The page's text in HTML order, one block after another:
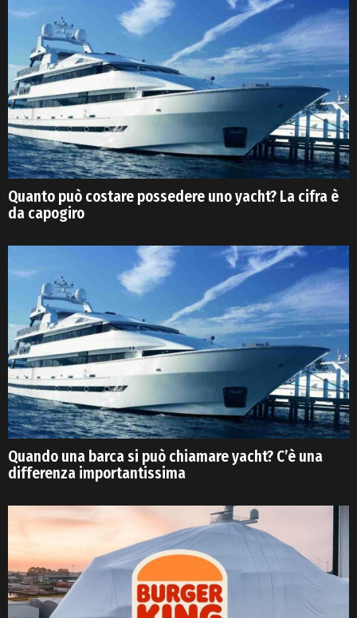
Quanto può costare possedere uno yacht? La cifra è
da capogiro
Quando una barca si può chiamare yacht? C’è una
differenza importantissima